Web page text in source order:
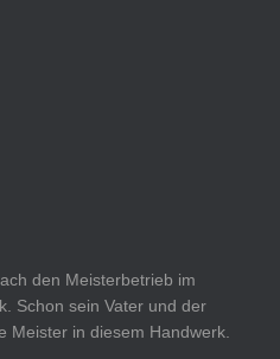
den Meisterbetrieb im
Schon sein Vater und der
Meister in diesem Handwerk.